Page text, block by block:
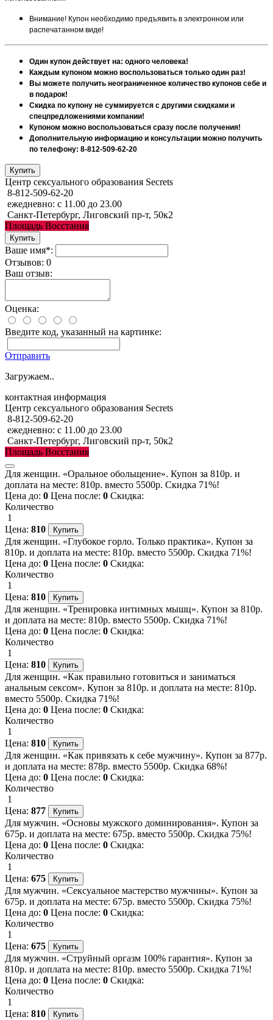
Внимание! Купон необходимо предъявить в электронном или
распечатанном виде!
Один купон действует на: одного человека!
Каждым купоном можно воспользоваться только один раз!
Вы можете получить неограниченное количество купонов себе и
в подарок!
Скидка по купону не суммируется с другими скидками и
спецпредложениями компании!
Купоном можно воспользоваться сразу после получения!
Дополнительную информацию и консультации можно получить
по телефону: 8-812-509-62-20
Центр сексуального образования Secrets
8-812-509-62-20
ежедневно: с 11.00 до 23.00
Санкт-Петербург, Лиговский пр-т, 50к2
Площадь Восстания
Ваше имя*:
Отзывов: 0
Ваш отзыв:
Оценка:
Введите код, указанный на картинке:
Отправить
Загружаем..
контактная информация
Центр сексуального образования Secrets
8-812-509-62-20
ежедневно: с 11.00 до 23.00
Санкт-Петербург, Лиговский пр-т, 50к2
Площадь Восстания
Для женщин. «Оральное обольщение». Купон за 810р. и
доплата на месте: 810р. вместо 5500р. Скидка 71%!
Цена до: 0 Цена после: 0 Скидка:
Количество
1
Цена: 810
Для женщин. «Глубокое горло. Только практика». Купон за
810р. и доплата на месте: 810р. вместо 5500р. Скидка 71%!
Цена до: 0 Цена после: 0 Скидка:
Количество
1
Цена: 810
Для женщин. «Тренировка интимных мышц». Купон за 810р.
и доплата на месте: 810р. вместо 5500р. Скидка 71%!
Цена до: 0 Цена после: 0 Скидка:
Количество
1
Цена: 810
Для женщин. «Как правильно готовиться и заниматься
анальным сексом». Купон за 810р. и доплата на месте: 810р.
вместо 5500р. Скидка 71%!
Цена до: 0 Цена после: 0 Скидка:
Количество
1
Цена: 810
Для женщин. «Как привязать к себе мужчину». Купон за 877р.
и доплата на месте: 878р. вместо 5500р. Скидка 68%!
Цена до: 0 Цена после: 0 Скидка:
Количество
1
Цена: 877
Для мужчин. «Основы мужского доминирования». Купон за
675р. и доплата на месте: 675р. вместо 5500р. Скидка 75%!
Цена до: 0 Цена после: 0 Скидка:
Количество
1
Цена: 675
Для мужчин. «Сексуальное мастерство мужчины». Купон за
675р. и доплата на месте: 675р. вместо 5500р. Скидка 75%!
Цена до: 0 Цена после: 0 Скидка:
Количество
1
Цена: 675
Для мужчин. «Струйный оргазм 100% гарантия». Купон за
810р. и доплата на месте: 810р. вместо 5500р. Скидка 71%!
Цена до: 0 Цена после: 0 Скидка:
Количество
1
Цена: 810